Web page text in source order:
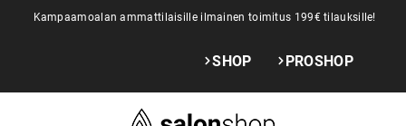
Kampaamoalan ammattilaisille ilmainen toimitus 199€ tilauksille!
SHOP PROSHOP